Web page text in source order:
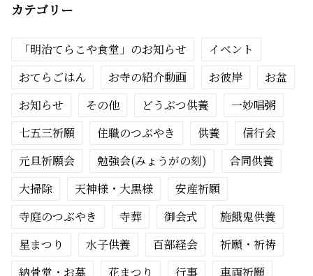
カテゴリー
「明治てらこや食堂」のお知らせ
イベント
おてらごはん
お寺の紹介動画 お彼岸
お盆
お知らせ
その他 どうぶつ供養
一妙唱粥
七五三祈願
住職のつぶやき 供養
信行会
元旦祈願会
勉強会(みょうがの刻)
合同供養
大掃除
天神様・大黒様
安産祈願
寺庭のつぶやき
寺葬 御会式
施餓鬼供養
星まつり
水子供養 百部経会
祈願・祈祷
納骨堂・お墓
花まつり 行事
車両祈願